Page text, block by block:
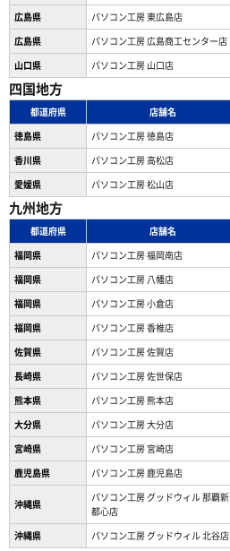
広島県
パソコン工房 東広島店
広島県
パソコン工房 広島商工センター店
山口県
パソコン工房 山口店
四国地方
都道府県 店舗名
徳島県
パソコン工房 徳島店
香川県
パソコン工房 高松店
愛媛県
パソコン工房 松山店
九州地方
都道府県 店舗名
福岡県
パソコン工房 福岡南店
福岡県
パソコン工房 八幡店
福岡県
パソコン工房 小倉店
福岡県
パソコン工房 香椎店
佐賀県
パソコン工房 佐賀店
長崎県
パソコン工房 佐世保店
熊本県
パソコン工房 熊本店
大分県
パソコン工房 大分店
宮崎県
パソコン工房 宮崎店
鹿児島県
パソコン工房 鹿児島店
沖縄県
パソコン工房 グッドウィル 那覇新
都心店
沖縄県 パソコン工房 グッドウィル 北谷店